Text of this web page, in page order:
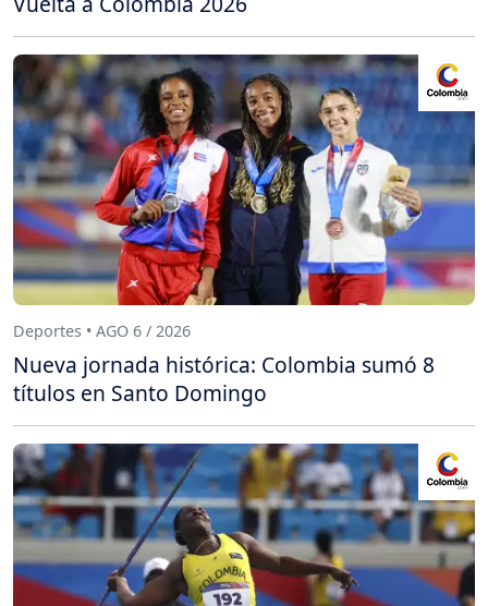
Deportes • AGO 6 / 2026
Nueva jornada histórica: Colombia sumó 8
títulos en Santo Domingo